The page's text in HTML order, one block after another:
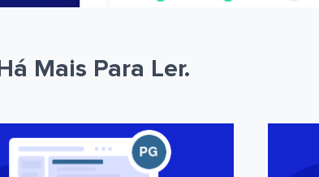
Há Mais Para Ler.